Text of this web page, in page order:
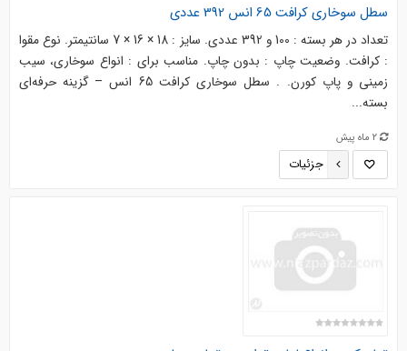
سطل سوخاری کرافت 65 انس 392 عددی
تعداد در هر بسته : 100 و 392 عددی. سایز : 18 × 16 × 7 سانتیمتر. نوع مقوا
: کرافت. وضعیت چاپ : بدون چاپ. مناسب برای : انواع سوخاری، سیب
زمینی و پاپ کورن. . سطل سوخاری کرافت 65 انس – گزینه حرفه‌ای
بسته‌...
2 ماه پیش
جزئیات